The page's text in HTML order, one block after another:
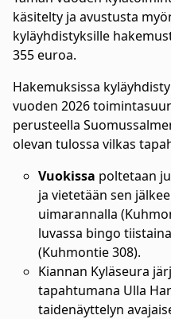
käsitelty ja avustusta
kyläyhdistyksille
355 euroa.
Hakemuksissa
vuoden 2026
perusteella
olevan tulossa vilkas
Vuokissa poltetaan
ja vietetään sen
uimarannalla
luvassa bingo tiistaina
(Kuhmontie 308).
Kiannan Kyläseura
tapahtumana Ulla
taidenäyttelyn